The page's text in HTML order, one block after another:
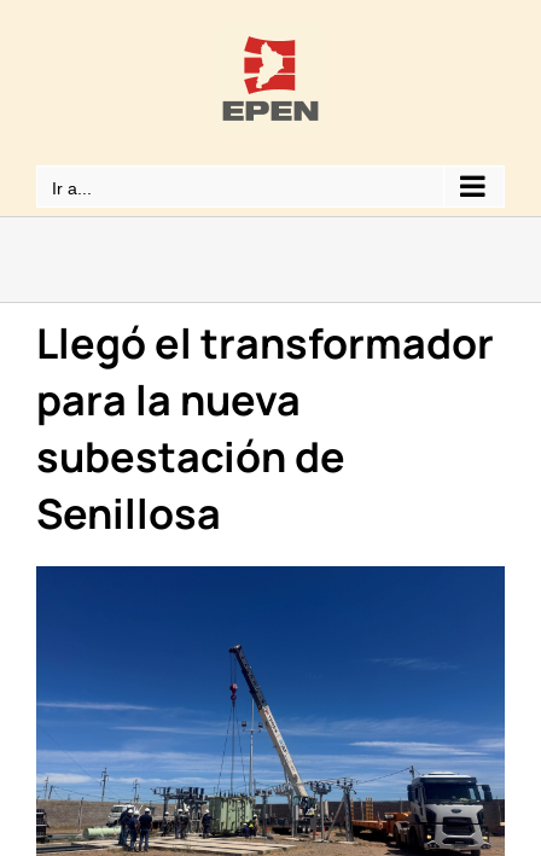
Ir a...
Llegó el transformador
para la nueva
subestación de
Senillosa